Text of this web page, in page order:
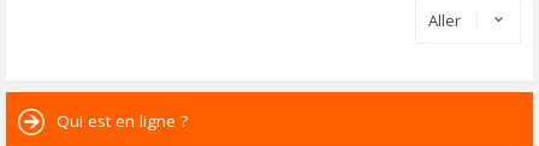
Aller
Qui est en ligne ?